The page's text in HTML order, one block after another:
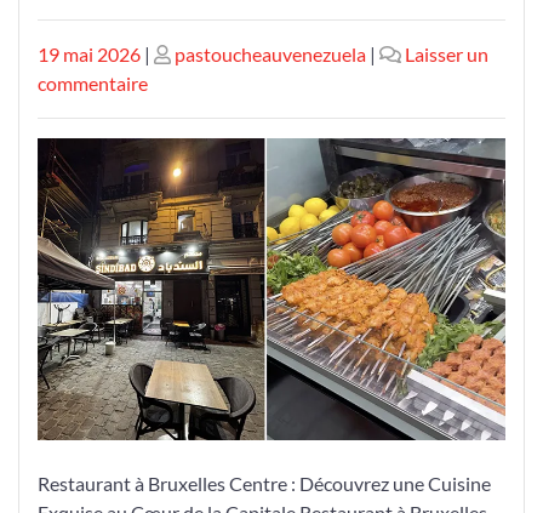
Publié
le
19 mai 2026 | Publié
pastoucheauvenezuela |
Laisser un
commentairesur
les
Délices
Culinaires
d’un
Restaurant
au
Cœur
de
Bruxelles
Centre
Restaurant à Bruxelles Centre : Découvrez une Cuisine